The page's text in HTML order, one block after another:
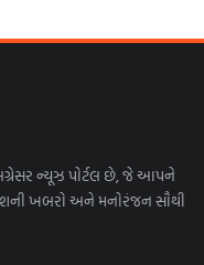
ન્યૂઝ પોર્ટલ છે, જે આપને
ખબરો અને મનોરંજન સૌથી